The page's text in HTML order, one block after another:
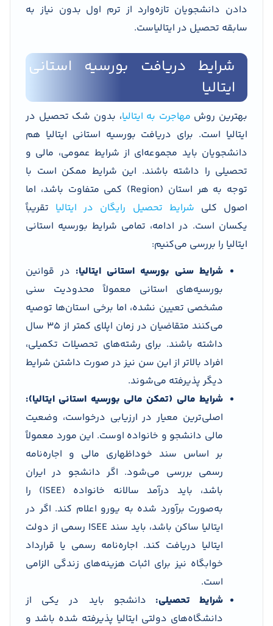
دادن دانشجویان تازه‌وارد از ترم اول بدون نیاز به
سابقه تحصیل در ایتالیاست.
شرایط دریافت بورسیه استانی
ایتالیا
بهترین روش مهاجرت به ایتالیا، بدون شک تحصیل در
ایتالیا است. برای دریافت بورسیه استانی ایتالیا هم
دانشجویان باید مجموعه‌ای از شرایط عمومی، مالی و
تحصیلی را داشته باشند. این شرایط ممکن است با
توجه به هر استان (Region) کمی متفاوت باشد، اما
اصول کلی شرایط تحصیل رایگان در ایتالیا تقریباً
یکسان است. در ادامه، تمامی شرایط بورسیه استانی
ایتالیا را بررسی می‌کنیم:
شرایط سنی بورسیه استانی ایتالیا: در قوانین
بورسیه‌های استانی معمولاً محدودیت سنی
مشخصی تعیین نشده، اما برخی استان‌ها توصیه
می‌کنند متقاضیان در زمان اپلای کمتر از ۳۵ سال
داشته باشند. برای رشته‌های تحصیلات تکمیلی،
افراد بالاتر از این سن نیز در صورت داشتن شرایط
دیگر پذیرفته می‌شوند.
شرایط مالی (تمکن مالی بورسیه استانی ایتالیا):
اصلی‌ترین معیار در ارزیابی درخواست، وضعیت
مالی دانشجو و خانواده اوست. این مورد معمولاً
بر اساس سند خوداظهاری مالی و اجاره‌نامه
رسمی بررسی می‌شود. اگر دانشجو در ایران
باشد، باید درآمد سالانه خانواده (ISEE) را
به‌صورت برآورد شده به یورو اعلام کند. اگر در
ایتالیا ساکن باشد، باید سند ISEE رسمی از دولت
ایتالیا دریافت کند. اجاره‌نامه رسمی یا قرارداد
خوابگاه نیز برای اثبات هزینه‌های زندگی الزامی
است.
شرایط تحصیلی: دانشجو باید در یکی از
دانشگاه‌های دولتی ایتالیا پذیرفته شده باشد و